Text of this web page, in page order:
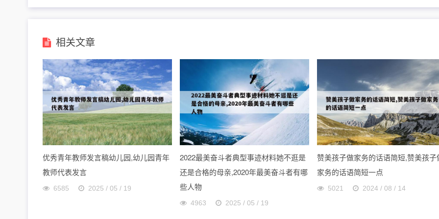
相关文章
优秀青年教师发言稿幼儿园,幼儿园青年
教师代表发言
6585 2025 / 05 / 19
2022最美奋斗者典型事迹材料她不逛是
还是合格的母亲,2020年最美奋斗者有哪
些人物
4963 2025 / 05 / 19
赞美孩子做家务的话语简短,赞美孩子
家务的话语简短一点
5021 2024 / 08 / 14